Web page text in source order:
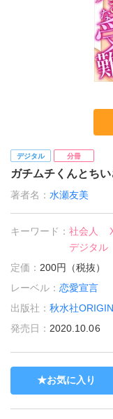
デジタル 分冊
ガチムチくんとち
著者名：水瀬友美
キーワード：社会人
デジタル
定価： 200円（税抜）
レーベル：恋愛宣言
出版社：秋水社
発売日： 2020.10.06
お気に入り